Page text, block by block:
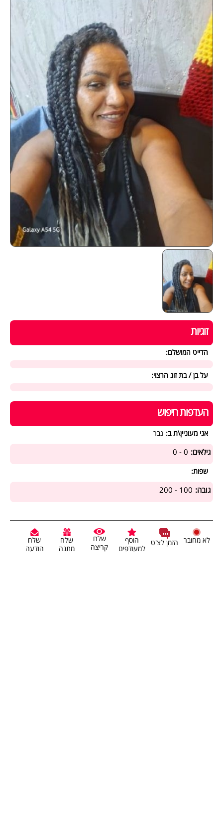
זוגיות
הדייט המושלם:
על בן / בת זוג הרצוי:
העדפות חיפוש
אני מעוניין\ת ב: גבר
גילאים: 0 - 0
שפות:
גובה: 100 - 200
לא מחובר הזמן לצ'ט
הוסף
למעודפים
שלח
קריצה
שלח
מתנה
שלח
הודעה